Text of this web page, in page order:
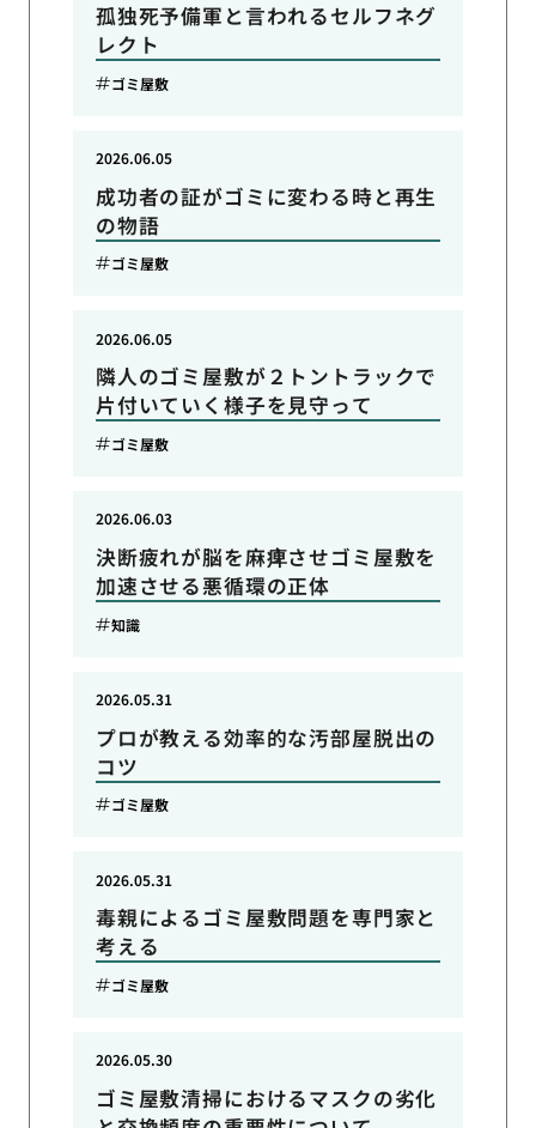
孤独死予備軍と言われるセルフネグ
レクト
ゴミ屋敷
成功者の証がゴミに変わる時と再生
の物語
2026.06.05
ゴミ屋敷
隣人のゴミ屋敷が２トントラックで
片付いていく様子を見守って
2026.06.05
ゴミ屋敷
決断疲れが脳を麻痺させゴミ屋敷を
加速させる悪循環の正体
2026.06.03
知識
プロが教える効率的な汚部屋脱出の
コツ
2026.05.31
ゴミ屋敷
毒親によるゴミ屋敷問題を専門家と
考える
2026.05.31
ゴミ屋敷
ゴミ屋敷清掃におけるマスクの劣化
2026.05.30